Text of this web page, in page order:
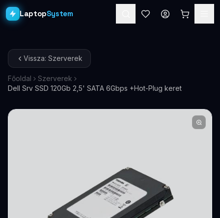
LaptopSystem
Asztali PC-k
Workstation PRO
Ajándékkártya
Vissza: Szerverek
Főoldal
Szerverek
Dell Srv SSD 120Gb 2,5' SATA 6Gbps +Hot-Plug keret